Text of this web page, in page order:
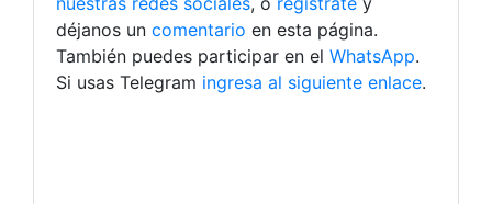
déjanos un comentario en esta página.
También puedes participar en el WhatsApp.
Si usas Telegram ingresa al siguiente enlace.